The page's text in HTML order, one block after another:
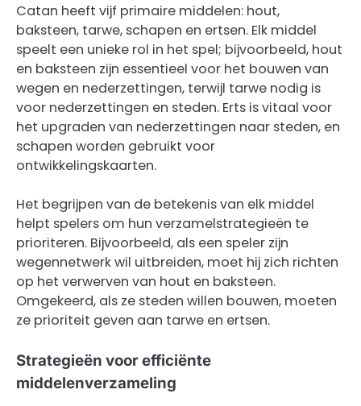
Catan heeft vijf primaire middelen: hout,
baksteen, tarwe, schapen en ertsen. Elk middel
speelt een unieke rol in het spel; bijvoorbeeld, hout
en baksteen zijn essentieel voor het bouwen van
wegen en nederzettingen, terwijl tarwe nodig is
voor nederzettingen en steden. Erts is vitaal voor
het upgraden van nederzettingen naar steden, en
schapen worden gebruikt voor
ontwikkelingskaarten.
Het begrijpen van de betekenis van elk middel
helpt spelers om hun verzamelstrategieën te
prioriteren. Bijvoorbeeld, als een speler zijn
wegennetwerk wil uitbreiden, moet hij zich richten
op het verwerven van hout en baksteen.
Omgekeerd, als ze steden willen bouwen, moeten
ze prioriteit geven aan tarwe en ertsen.
Strategieën voor efficiënte
middelenverzameling